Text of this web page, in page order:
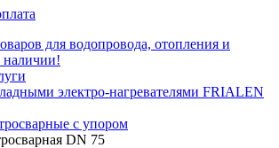
для водопровода, отопления и
наличии!
электро-нагревателями FRIALEN
с упором
DN 75